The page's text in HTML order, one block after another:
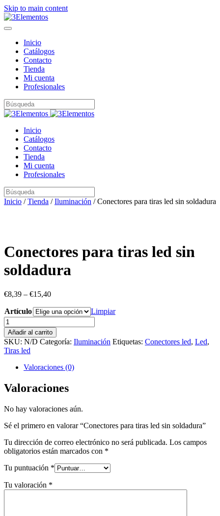
Skip to main content
Inicio
Catálogos
Contacto
Tienda
Mi cuenta
Profesionales
Inicio
Catálogos
Contacto
Tienda
Mi cuenta
Profesionales
Inicio /Tienda /Iluminación / Conectores para tiras led sin soldadura
Conectores para tiras led sin
soldadura
€8,39 – €15,40
Artículo
Limpiar
Conectores
para
tiras
led
sin
soldadura
cantidad
Añadir al carrito
SKU: N/D Categoría: Iluminación Etiquetas: Conectores led, Led,
Tiras led
Valoraciones (0)
Valoraciones
No hay valoraciones aún.
Sé el primero en valorar “Conectores para tiras led sin soldadura”
Tu dirección de correo electrónico no será publicada. Los campos
obligatorios están marcados con *
Tu puntuación *
Tu valoración *